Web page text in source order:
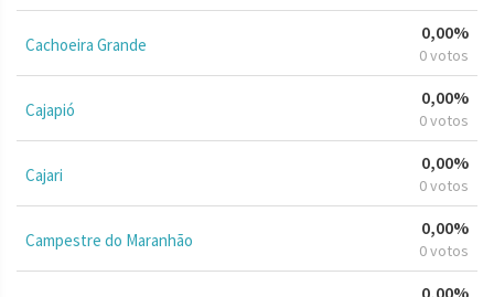
Cachoeira Grande
0,00%
0 votos
Cajapió
0,00%
0 votos
Cajari
0,00%
0 votos
Campestre do Maranhão
0,00%
0 votos
0,00%